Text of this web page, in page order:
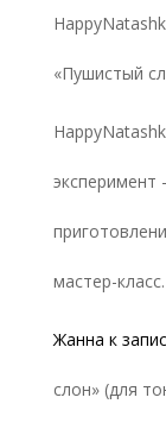
«Пушистый
мастер-класс.
Жанна к
слон» (для